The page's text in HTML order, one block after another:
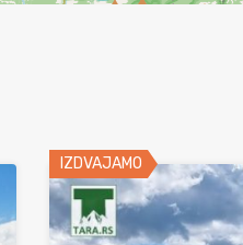
IZDVAJAMO